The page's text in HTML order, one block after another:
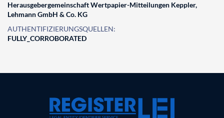
Herausgebergemeinschaft Wertpapier-Mitteilungen Keppler,
Lehmann GmbH & Co. KG
AUTHENTIFIZIERUNGSQUELLEN:
FULLY_CORROBORATED